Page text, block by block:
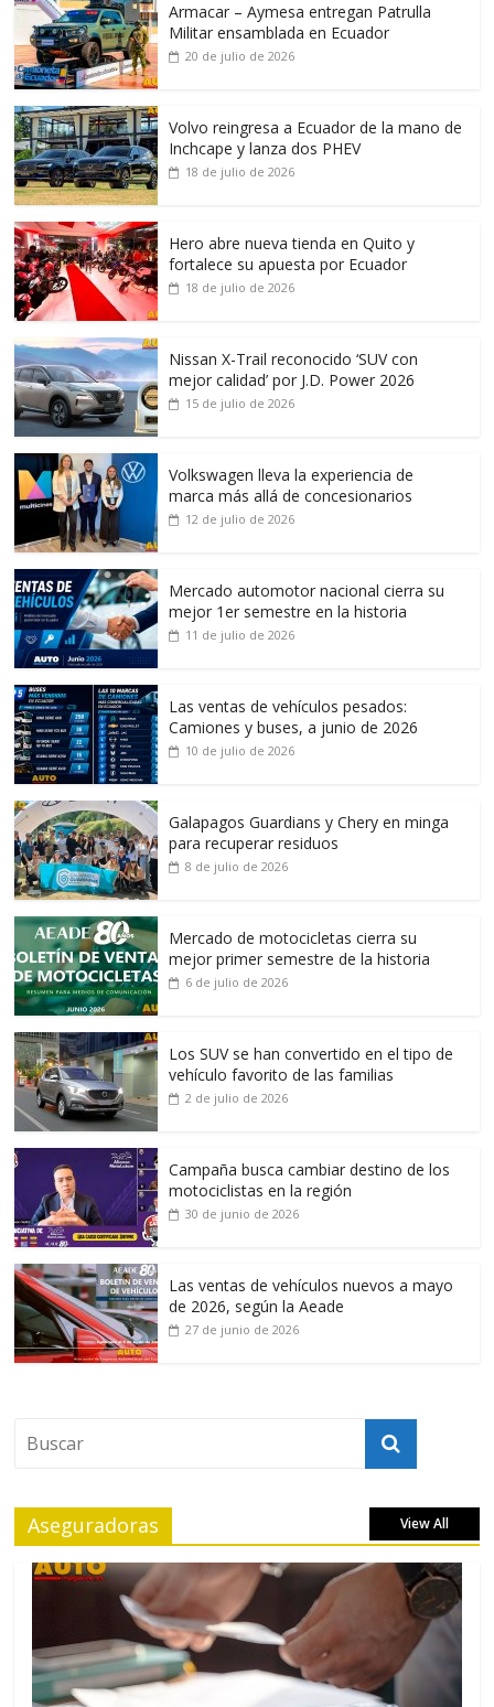
Armacar – Aymesa entregan Patrulla
Militar ensamblada en Ecuador
20 de julio de 2026
Volvo reingresa a Ecuador de la mano de
Inchcape y lanza dos PHEV
18 de julio de 2026
Hero abre nueva tienda en Quito y
fortalece su apuesta por Ecuador
18 de julio de 2026
Nissan X-Trail reconocido ‘SUV con
mejor calidad’ por J.D. Power 2026
15 de julio de 2026
Volkswagen lleva la experiencia de
marca más allá de concesionarios
12 de julio de 2026
Mercado automotor nacional cierra su
mejor 1er semestre en la historia
11 de julio de 2026
Las ventas de vehículos pesados:
Camiones y buses, a junio de 2026
10 de julio de 2026
Galapagos Guardians y Chery en minga
para recuperar residuos
8 de julio de 2026
Mercado de motocicletas cierra su
mejor primer semestre de la historia
6 de julio de 2026
Los SUV se han convertido en el tipo de
vehículo favorito de las familias
2 de julio de 2026
Campaña busca cambiar destino de los
motociclistas en la región
30 de junio de 2026
Las ventas de vehículos nuevos a mayo
de 2026, según la Aeade
27 de junio de 2026
Aseguradoras View All